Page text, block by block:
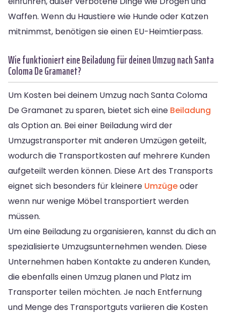
Waffen. Wenn du Haustiere wie Hunde oder Katzen
mitnimmst, benötigen sie einen EU-Heimtierpass.
Wie funktioniert eine Beiladung für deinen Umzug nach Santa
Coloma De Gramanet?
Um Kosten bei deinem Umzug nach Santa Coloma
De Gramanet zu sparen, bietet sich eine Beiladung
als Option an. Bei einer Beiladung wird der
Umzugstransporter mit anderen Umzügen geteilt,
wodurch die Transportkosten auf mehrere Kunden
aufgeteilt werden können. Diese Art des Transports
eignet sich besonders für kleinere Umzügeoder
wenn nur wenige Möbel transportiert werden
müssen.
Um eine Beiladung zu organisieren, kannst du dich an
spezialisierte Umzugsunternehmen wenden. Diese
Unternehmen haben Kontakte zu anderen Kunden,
die ebenfalls einen Umzug planen und Platz im
Transporter teilen möchten. Je nach Entfernung
und Menge des Transportguts variieren die Kosten